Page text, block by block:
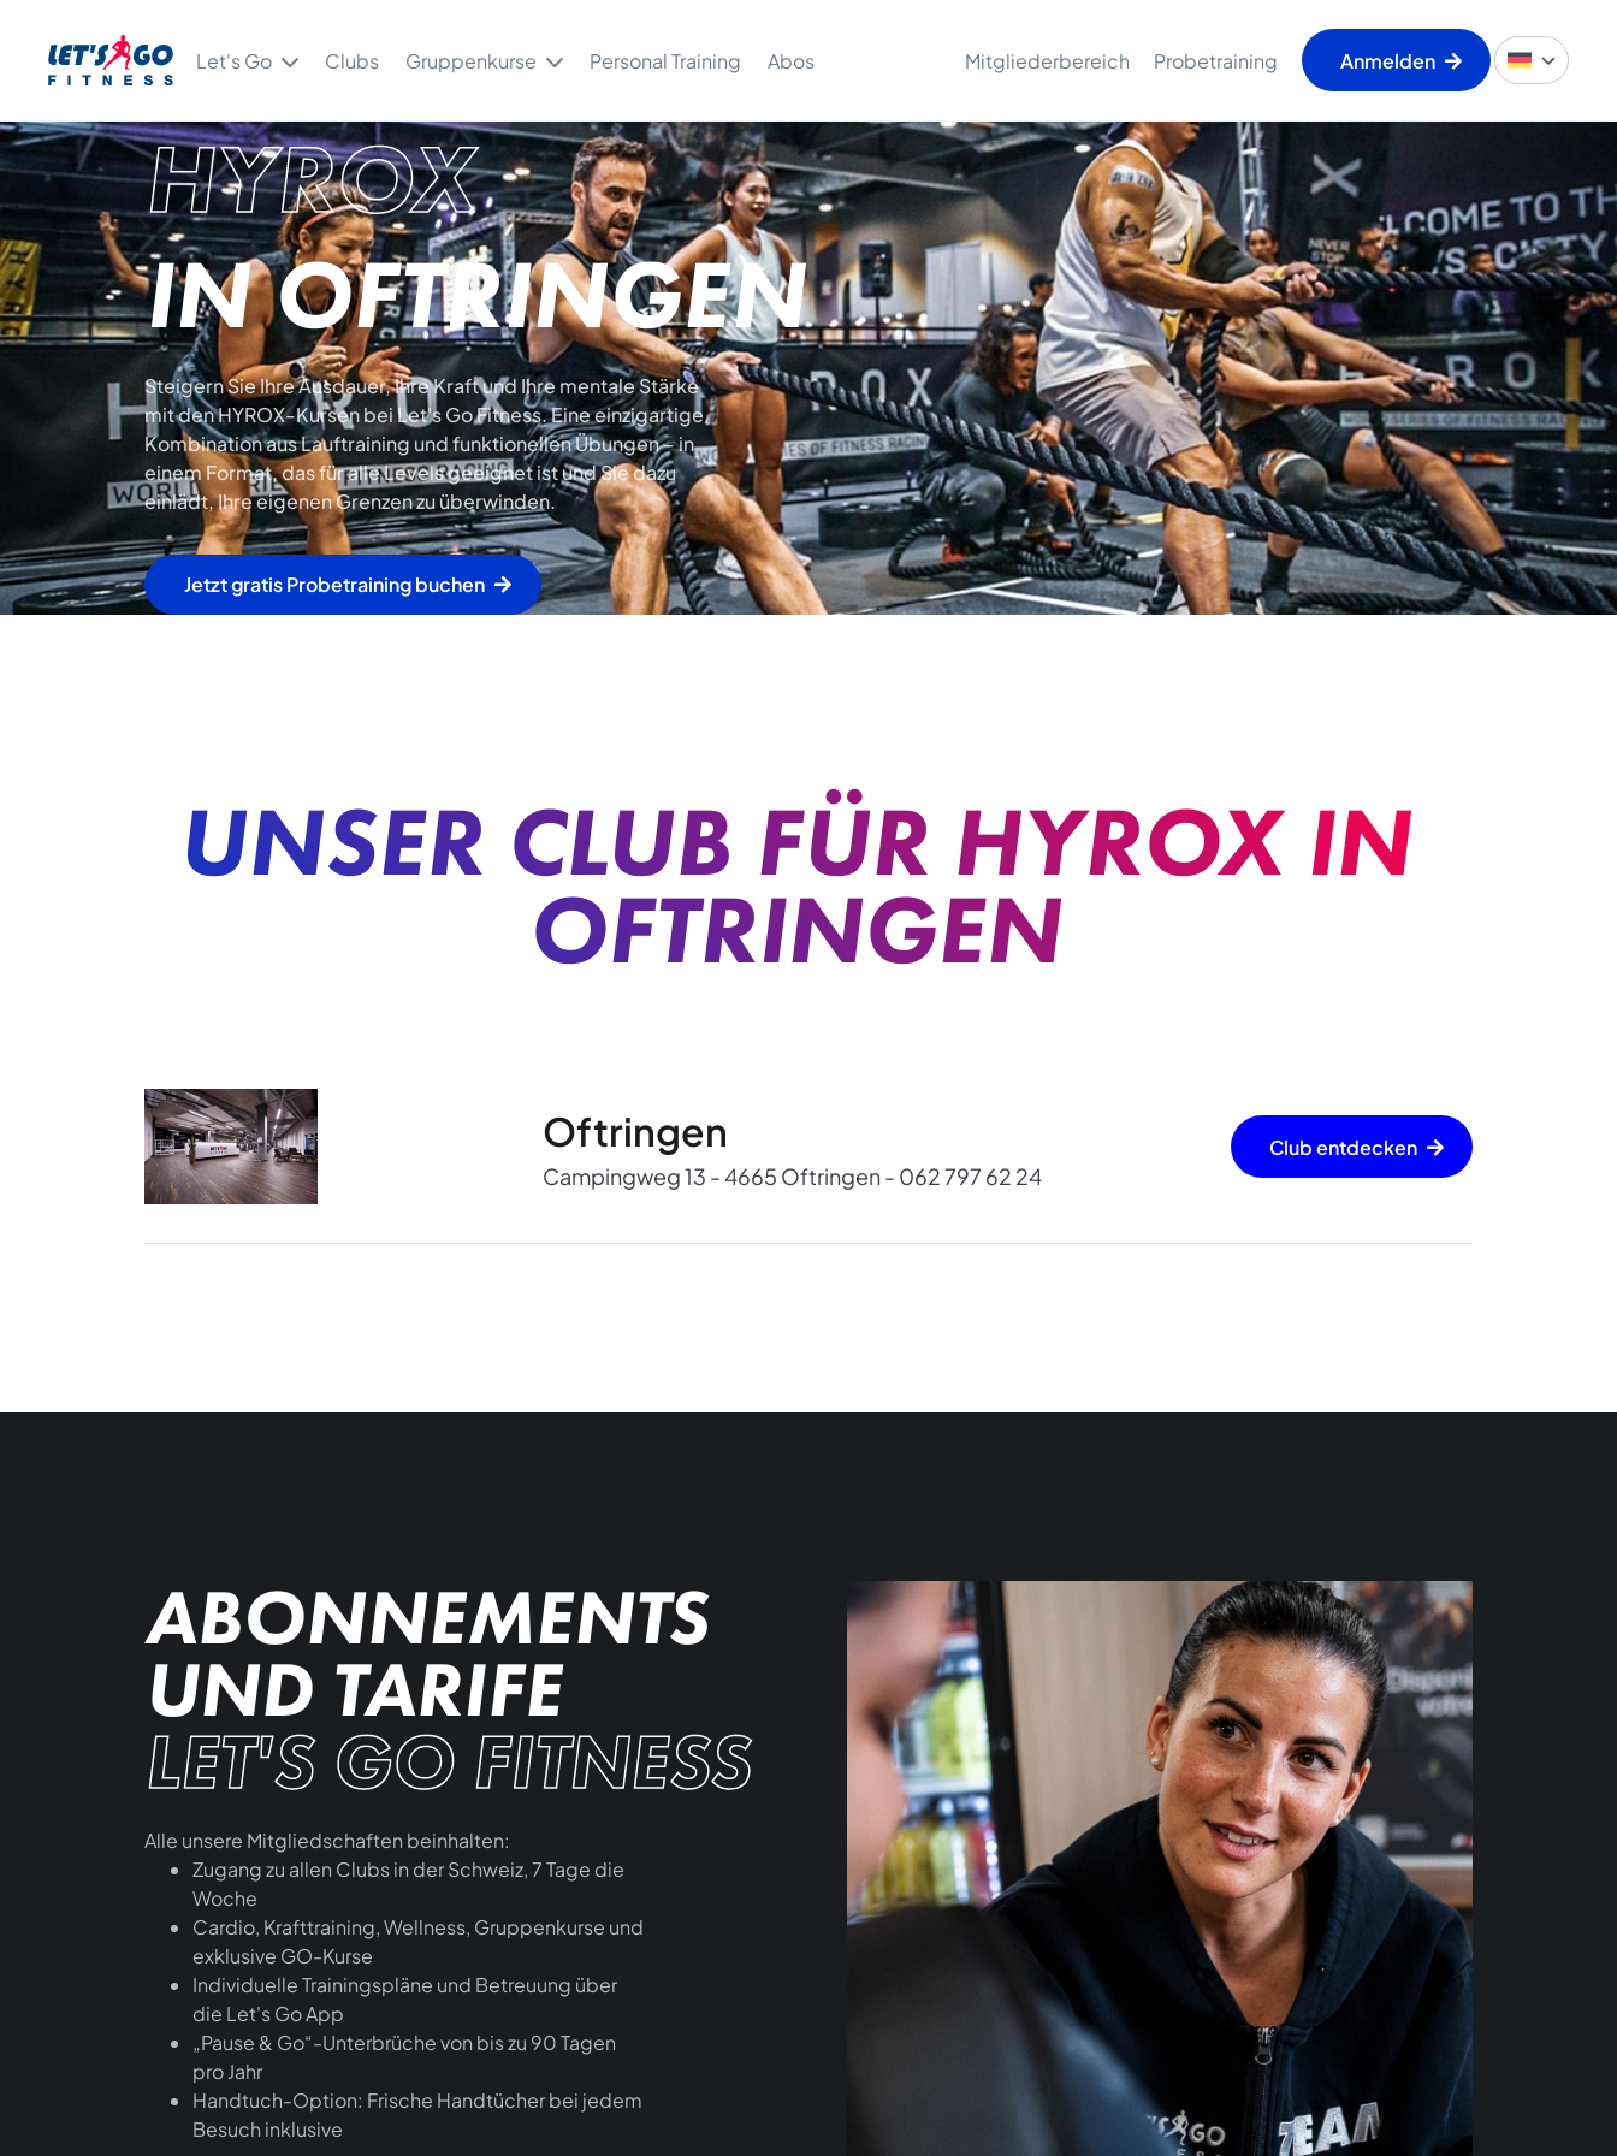
Let's Go Clubs Gruppenkurse Personal Training Abos Mitgliederbereich Probetraining Anmelden
HYROX
IN OFTRINGEN
Steigern Sie Ihre Ausdauer, Ihre Kraft und Ihre mentale Stärke
mit den HYROX-Kursen bei Let's Go Fitness. Eine einzigartige
Kombination aus Lauftraining und funktionellen Übungen – in
einem Format, das für alle Levels geeignet ist und Sie dazu
einlädt, Ihre eigenen Grenzen zu überwinden.
Jetzt gratis Probetraining buchen
UNSER CLUB FÜR HYROX IN
OFTRINGEN
Oftringen
Campingweg 13 - 4665 Oftringen - 062 797 62 24
Club entdecken
ABONNEMENTS
UND TARIFE
LET'S GO FITNESS
Alle unsere Mitgliedschaften beinhalten:
Zugang zu allen Clubs in der Schweiz, 7 Tage die
Woche
Cardio, Krafttraining, Wellness, Gruppenkurse und
exklusive GO-Kurse
Individuelle Trainingspläne und Betreuung über
die Let's Go App
„Pause & Go“-Unterbrüche von bis zu 90 Tagen
pro Jahr
Handtuch-Option: Frische Handtücher bei jedem
Besuch inklusive